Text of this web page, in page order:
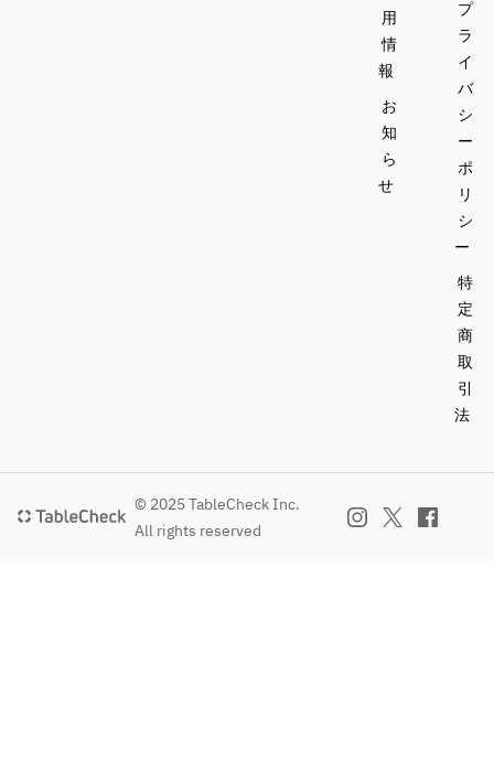
用
情
報
お
知
ら
せ
プ
ラ
イ
バ
シ
ー
ポ
リ
シ
ー
特
定
商
取
引
法
© 2025 TableCheck Inc.
All rights reserved